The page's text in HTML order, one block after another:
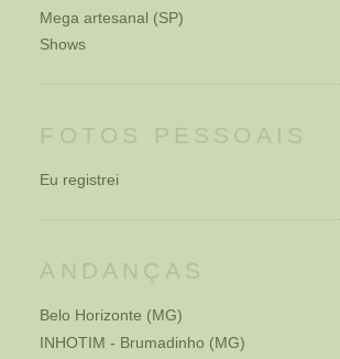
Mega artesanal (SP)
Shows
FOTOS PESSOAIS
Eu registrei
ANDANÇAS
Belo Horizonte (MG)
INHOTIM - Brumadinho (MG)